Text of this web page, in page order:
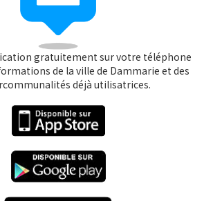
gratuitement sur votre téléphone
de la ville de Dammarie et des
déjà utilisatrices.